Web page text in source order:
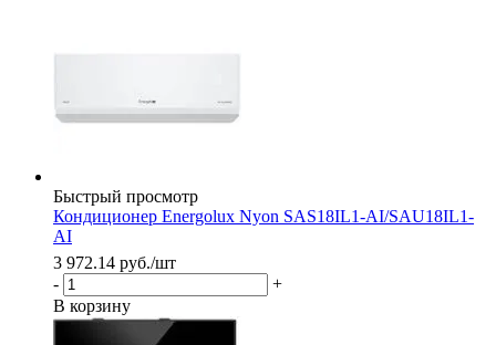
Быстрый просмотр
Кондиционер Energolux Nyon SAS18IL1-AI/SAU18IL1-
AI
3 972.14 руб./шт
-
+
В корзину